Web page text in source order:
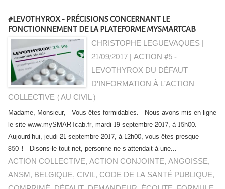
#LEVOTHYROX - PRÉCISIONS CONCERNANT LE
FONCTIONNEMENT DE LA PLATEFORME MYSMARTCAB
CHRISTOPHE LEGUEVAQUES |
21/09/2017|ACTION #5 -
LEVOTHYROX DU DÉFAUT
D'INFORMATION À L'ACTION
COLLECTIVE (AU CIVIL)
Madame, Monsieur, Vous êtes formidables. Nous avons mis en ligne
le site www.mySMARTcab.fr, mardi 19 septembre 2017, à 15h00.
Aujourd’hui, jeudi 21 septembre 2017, à 12h00, vous êtes presque
850 ! Disons-le tout net, personne ne s’attendait à une...
ACTION COLLECTIVE,ACTION CONJOINTE,ANGOISSE,
ANSM, BELGIQUE, CIVIL, CODE DE LA SANTÉ PUBLIQUE,